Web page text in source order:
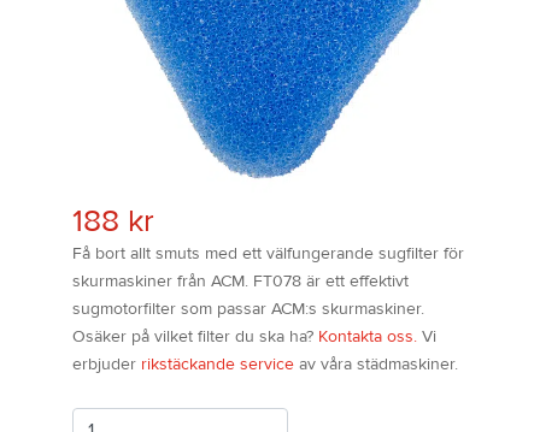
188 kr
Få bort allt smuts med ett välfungerande sugfilter för
skurmaskiner från ACM. FT078 är ett effektivt
sugmotorfilter som passar ACM:s skurmaskiner.
Osäker på vilket filter du ska ha? Kontakta oss.Vi
erbjuder rikstäckande serviceav våra städmaskiner.
Antal